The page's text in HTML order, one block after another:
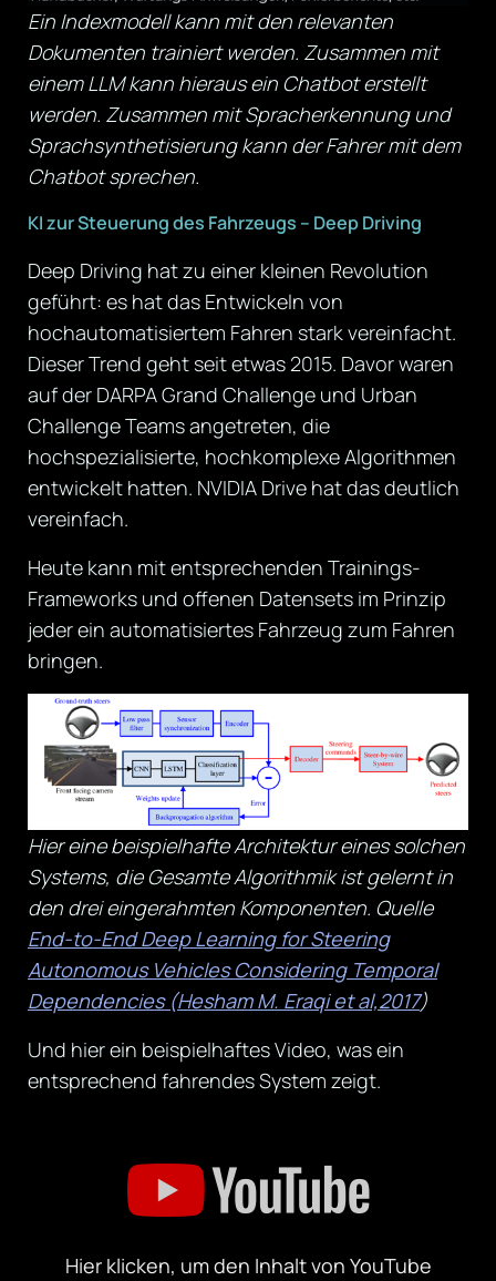
Ein Indexmodell kann mit den relevanten
Dokumenten trainiert werden. Zusammen mit
einem LLM kann hieraus ein Chatbot erstellt
werden. Zusammen mit Spracherkennung und
Sprachsynthetisierung kann der Fahrer mit dem
Chatbot sprechen.
KI zur Steuerung des Fahrzeugs – Deep Driving
Deep Driving hat zu einer kleinen Revolution
geführt: es hat das Entwickeln von
hochautomatisiertem Fahren stark vereinfacht.
Dieser Trend geht seit etwas 2015. Davor waren
auf der DARPA Grand Challenge und Urban
Challenge Teams angetreten, die
hochspezialisierte, hochkomplexe Algorithmen
entwickelt hatten. NVIDIA Drive hat das deutlich
vereinfach.
Heute kann mit entsprechenden Trainings-
Frameworks und offenen Datensets im Prinzip
jeder ein automatisiertes Fahrzeug zum Fahren
bringen.
Hier eine beispielhafte Architektur eines solchen
Systems, die Gesamte Algorithmik ist gelernt in
den drei eingerahmten Komponenten. Quelle
End-to-End Deep Learning for Steering
Autonomous Vehicles Considering Temporal
Dependencies (Hesham M. Eraqi et al,2017)
Und hier ein beispielhaftes Video, was ein
entsprechend fahrendes System zeigt.
Hier klicken, um den Inhalt von YouTube